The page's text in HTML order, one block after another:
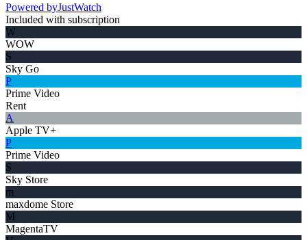
Powered byJustWatch
Included with subscription
W
WOW
S
Sky Go
P
Prime Video
Rent
A
Apple TV+
P
Prime Video
S
Sky Store
m
maxdome Store
M
MagentaTV